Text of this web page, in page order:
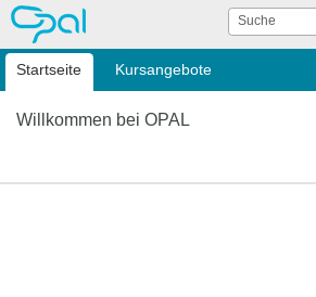
OPAL Suche
Startseite Kursangebote
Willkommen bei OPAL